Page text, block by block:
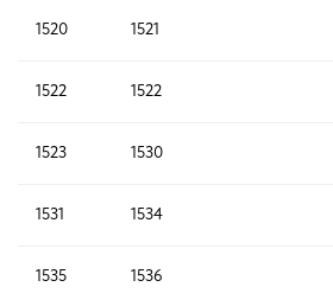
1520 1521
1522 1522
1523 1530
1531 1534
1535 1536